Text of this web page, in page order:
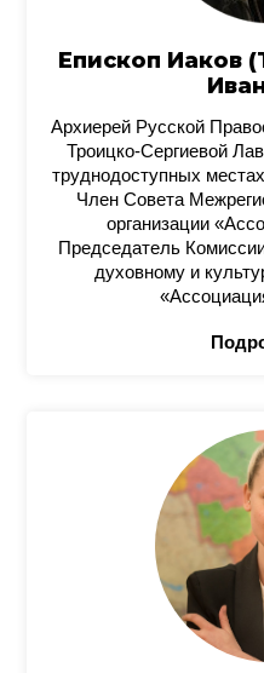
Епископ Иаков
Архиерей Русской
Троицко-Сергиевой
труднодоступных
Член Совета
организации
Председатель
духовному и